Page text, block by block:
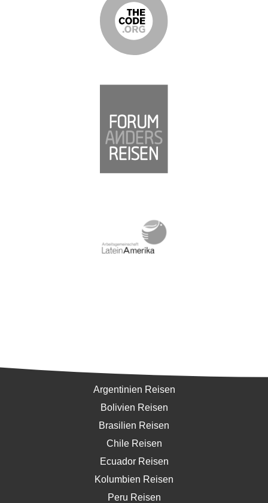
Argentinien Reisen
Bolivien Reisen
Brasilien Reisen
Chile Reisen
Ecuador Reisen
Kolumbien Reisen
Peru Reisen